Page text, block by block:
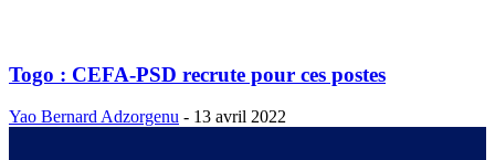
Togo : CEFA-PSD recrute pour ces postes
Yao Bernard Adzorgenu - 13 avril 2022